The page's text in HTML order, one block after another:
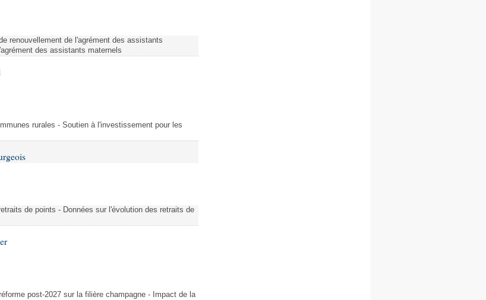
renouvellement de l'agrément des assistants
des assistants maternels
rurales - Soutien à l'investissement pour les
de points - Données sur l'évolution des retraits de
post-2027 sur la filière champagne - Impact de la